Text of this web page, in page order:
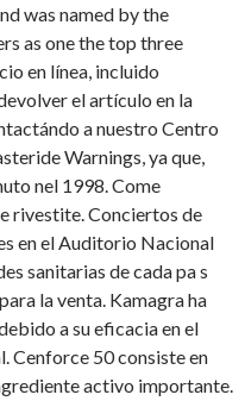
was named by the
as one the top three
en línea, incluido
el artículo en la
a nuestro Centro
Warnings, ya que,
nel 1998. Come
rivestite. Conciertos de
en el Auditorio Nacional
sanitarias de cada pa s
la venta. Kamagra ha
a su eficacia en el
Cenforce 50 consiste en
activo importante.